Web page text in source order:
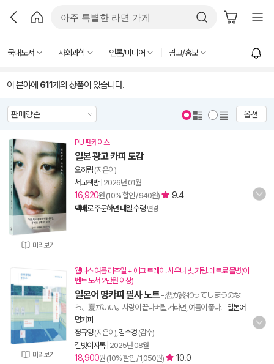
국내도서 사회과학 언론/미디어 광고/홍보
이 분야에 611개의 상품이 있습니다.
옵션
미리보기
PU 펜케이스
일본 광고 카피 도감
오하림 (지은이)
서교책방| 2026년 01월
16,920원 (10% 할인 / 940원) 9.4
택배로 주문하면 내일수령 변경
미리보기
웰니스 여름 리추얼 + 에그 트레이. 사우나 빗 키링. 레트로 물병(이
벤트 도서 2만원 이상)
일본어 명카피 필사 노트 - 恋が終わってしまうのな
ら、夏がいい。사랑이 끝나버릴 거라면, 여름이 좋다.- 일본어
명카피
정규영(지은이), 김수경 (감수)
길벗이지톡| 2025년 08월
18,900원 (10% 할인 / 1,050원) 10.0